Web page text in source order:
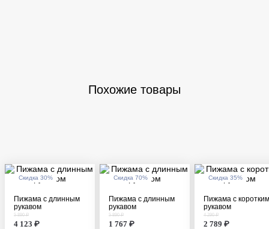
Похожие товары
Скидка 30%
Пижама с длинным
рукавом
5 890 ₽
4 123 ₽
Скидка 70%
Пижама с длинным
рукавом
5 890 ₽
1 767 ₽
Скидка 35%
Пижама с коротким
рукавом
4 290 ₽
2 789 ₽